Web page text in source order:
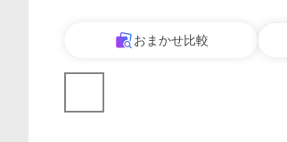
おまかせ比較